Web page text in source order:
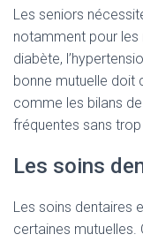
Les seniors
notamment pour les
diabète,
bonne mutuelle doit
comme les bilans
fréquentes sans
Les soins
Les soins dentaires
certaines mutuelles.